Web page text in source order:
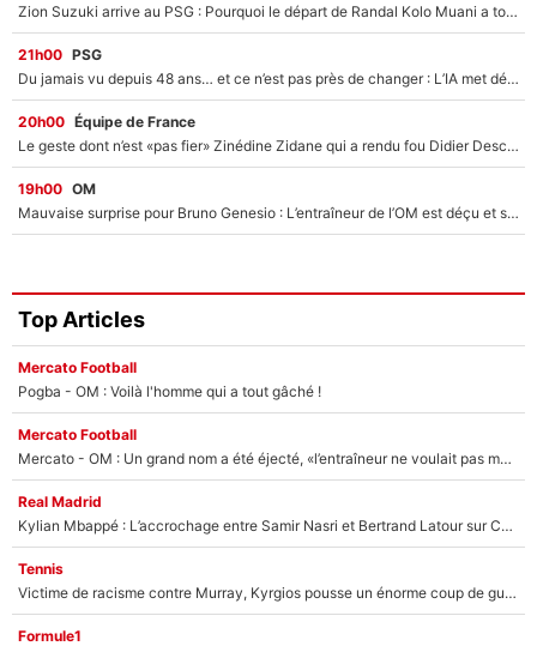
Zion Suzuki arrive au PSG : Pourquoi le départ de Randal Kolo Muani a tout changé pour le transfert du gardien japonais
21h00 PSG
Du jamais vu depuis 48 ans… et ce n’est pas près de changer : L’IA met déjà fin au rêve de Khvicha Kvaratskhelia avec le PSG
20h00 Équipe de France
Le geste dont n’est «pas fier» Zinédine Zidane qui a rendu fou Didier Deschamps
19h00 OM
Mauvaise surprise pour Bruno Genesio : L’entraîneur de l’OM est déçu et s’attendait à beaucoup mieux à Marseille
Top Articles
Mercato Football
Pogba - OM : Voilà l'homme qui a tout gâché !
Mercato Football
Mercato - OM : Un grand nom a été éjecté, «l’entraîneur ne voulait pas me conserver»
Real Madrid
Kylian Mbappé : L’accrochage entre Samir Nasri et Bertrand Latour sur Canal+
Tennis
Victime de racisme contre Murray, Kyrgios pousse un énorme coup de gueule !
Formule1